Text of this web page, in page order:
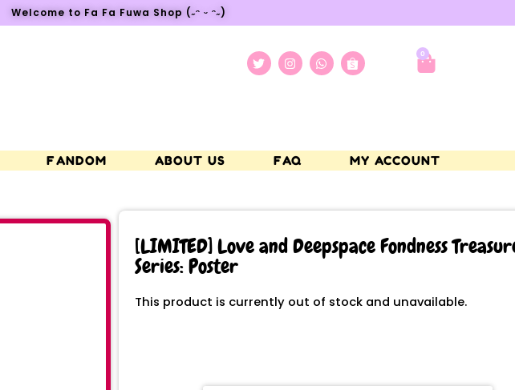
Welcome to Fa Fa Fuwa Shop (˶ᵔ ᵕ ᵔ˶)
0
FANDOM ABOUT US FAQ MY ACCOUNT
[LIMITED] Love and Deepspace Fondness
Series: Poster
This product is currently out of stock and unavailable.